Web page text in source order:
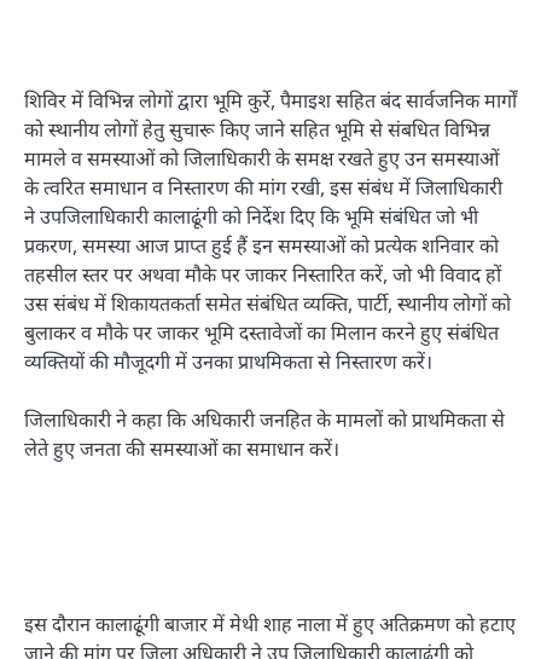
शिविर में विभिन्न लोगों द्वारा भूमि कुर्रे, पैमाइश सहित बंद सार्वजनिक मार्गों
को स्थानीय लोगों हेतु सुचारू किए जाने सहित भूमि से संबधित विभिन्न
मामले व समस्याओं को जिलाधिकारी के समक्ष रखते हुए उन समस्याओं
के त्वरित समाधान व निस्तारण की मांग रखी, इस संबंध में जिलाधिकारी
ने उपजिलाधिकारी कालाढूंगी को निर्देश दिए कि भूमि संबंधित जो भी
प्रकरण, समस्या आज प्राप्त हुई हैं इन समस्याओं को प्रत्येक शनिवार को
तहसील स्तर पर अथवा मौके पर जाकर निस्तारित करें, जो भी विवाद हों
उस संबंध में शिकायतकर्ता समेत संबंधित व्यक्ति, पार्टी, स्थानीय लोगों को
बुलाकर व मौके पर जाकर भूमि दस्तावेजों का मिलान करने हुए संबंधित
व्यक्तियों की मौजूदगी में उनका प्राथमिकता से निस्तारण करें।
जिलाधिकारी ने कहा कि अधिकारी जनहित के मामलों को प्राथमिकता से
लेते हुए जनता की समस्याओं का समाधान करें।
इस दौरान कालाढूंगी बाजार में मेथी शाह नाला में हुए अतिक्रमण को हटाए
जाने की मांग पर जिला अधिकारी ने उप जिलाधिकारी कालाढूंगी को